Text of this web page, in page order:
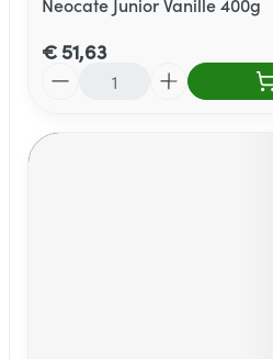
€ 51,63